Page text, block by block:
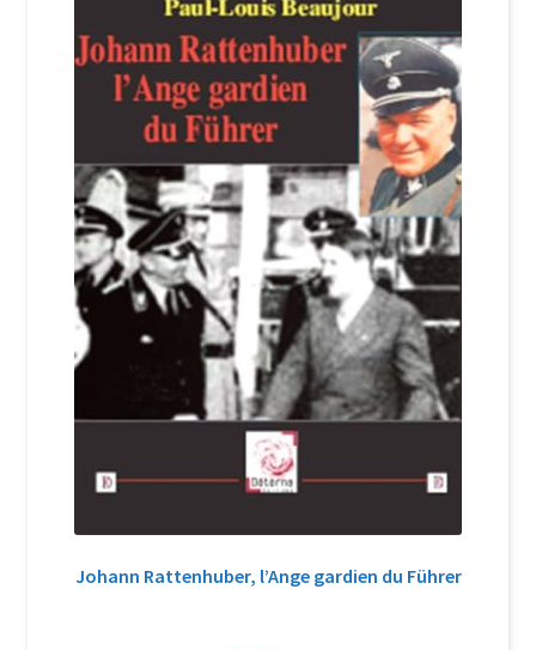
Johann Rattenhuber, l’Ange gardien du Führer